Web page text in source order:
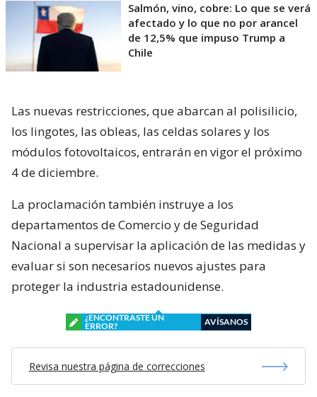
Salmón, vino, cobre: Lo que se verá
afectado y lo que no por arancel
de 12,5% que impuso Trump a
Chile
Las nuevas restricciones, que abarcan al polisilicio,
los lingotes, las obleas, las celdas solares y los
módulos fotovoltaicos, entrarán en vigor el próximo
4 de diciembre.
La proclamación también instruye a los
departamentos de Comercio y de Seguridad
Nacional a supervisar la aplicación de las medidas y
evaluar si son necesarios nuevos ajustes para
proteger la industria estadounidense.
¿ENCONTRASTE UN
ERROR?
AVÍSANOS
Revisa nuestra página de correcciones